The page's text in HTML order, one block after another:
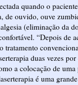
quando o
de ouvido, ouve
(eliminação da
“Depois de
tratamento
duas vezes
a colocação de
é uma